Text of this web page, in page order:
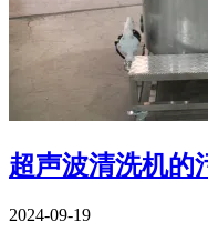
超声波清洗机的
2024-09-19